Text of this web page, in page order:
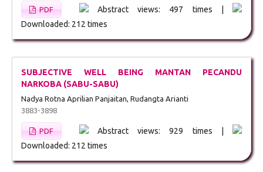
PDF
Abstract views: 497 times |
Downloaded: 212 times
SUBJECTIVE WELL BEING MANTAN PECANDU
NARKOBA (SABU-SABU)
Nadya Rotna Aprilian Panjaitan, Rudangta Arianti
3883-3898
PDF
Abstract views: 929 times |
Downloaded: 212 times